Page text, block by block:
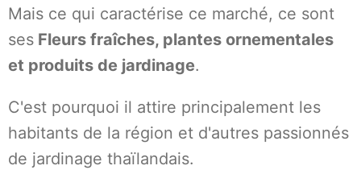
Mais ce qui caractérise ce marché, ce sont
ses Fleurs fraîches, plantes ornementales
et produits de jardinage.
C'est pourquoi il attire principalement les
habitants de la région et d'autres passionnés
de jardinage thaïlandais.